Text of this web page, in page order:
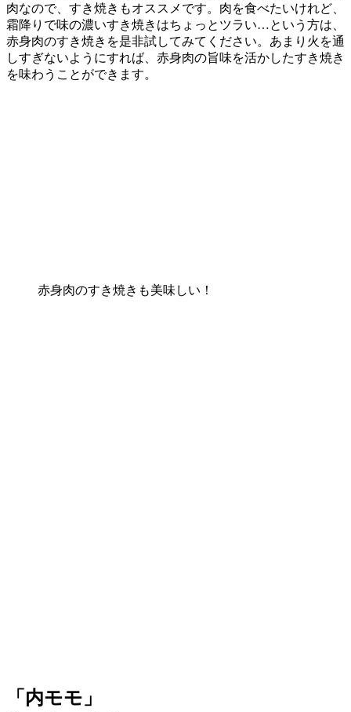
肉なので、すき焼きもオススメです。肉を食べたいけれど、
霜降りで味の濃いすき焼きはちょっとツラい…という方は、
赤身肉のすき焼きを是非試してみてください。あまり火を通
しすぎないようにすれば、赤身肉の旨味を活かしたすき焼き
を味わうことができます。
赤身肉のすき焼きも美味しい！
「内モモ」